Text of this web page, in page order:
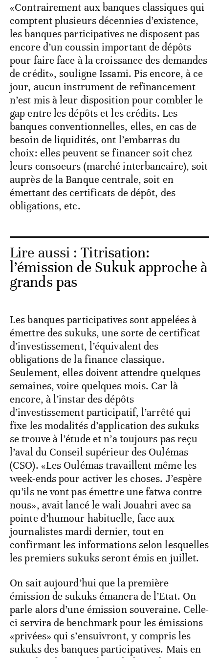
«Contrairement aux banques classiques qui
comptent plusieurs décennies d’existence,
les banques participatives ne disposent pas
encore d’un coussin important de dépôts
pour faire face à la croissance des demandes
de crédit», souligne Issami. Pis encore, à ce
jour, aucun instrument de refinancement
n’est mis à leur disposition pour combler le
gap entre les dépôts et les crédits. Les
banques conventionnelles, elles, en cas de
besoin de liquidités, ont l’embarras du
choix: elles peuvent se financer soit chez
leurs consoeurs (marché interbancaire), soit
auprès de la Banque centrale, soit en
émettant des certificats de dépôt, des
obligations, etc.
Lire aussi :Titrisation:
l’émission de Sukuk approche à
grands pas
Les banques participatives sont appelées à
émettre des sukuks, une sorte de certificat
d’investissement, l’équivalent des
obligations de la finance classique.
Seulement, elles doivent attendre quelques
semaines, voire quelques mois. Car là
encore, à l’instar des dépôts
d’investissement participatif, l’arrêté qui
fixe les modalités d’application des sukuks
se trouve à l’étude et n’a toujours pas reçu
l’aval du Conseil supérieur des Oulémas
(CSO). «Les Oulémas travaillent même les
week-ends pour activer les choses. J’espère
qu’ils ne vont pas émettre une fatwa contre
nous», avait lancé le wali Jouahri avec sa
pointe d’humour habituelle, face aux
journalistes mardi dernier, tout en
confirmant les informations selon lesquelles
les premiers sukuks seront émis en juillet.
On sait aujourd’hui que la première
émission de sukuks émanera de l’Etat. On
parle alors d’une émission souveraine. Celle-
ci servira de benchmark pour les émissions
«privées» qui s’ensuivront, y compris les
sukuks des banques participatives. Mais en